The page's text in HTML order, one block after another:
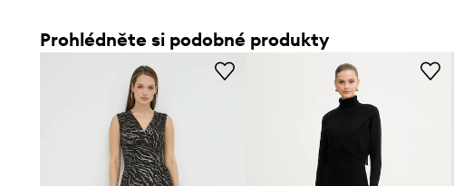
Prohlédněte si podobné produkty